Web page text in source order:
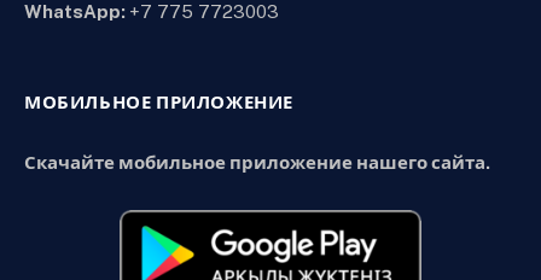
WhatsApp: +7 775 7723003
МОБИЛЬНОЕ ПРИЛОЖЕНИЕ
Скачайте мобильное приложение нашего сайта.